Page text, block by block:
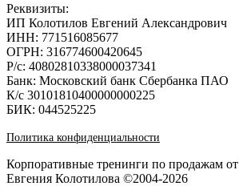
Реквизиты:
ИП Колотилов Евгений Александрович
ИНН: 771516085677
ОГРН: 316774600420645
Р/с: 40802810338000037341
Банк: Московский банк Сбербанка ПАО
К/с 30101810400000000225
БИК: 044525225
Политика конфиденциальности
Корпоративные тренинги по продажам от
Евгения Колотилова ©2004-2026